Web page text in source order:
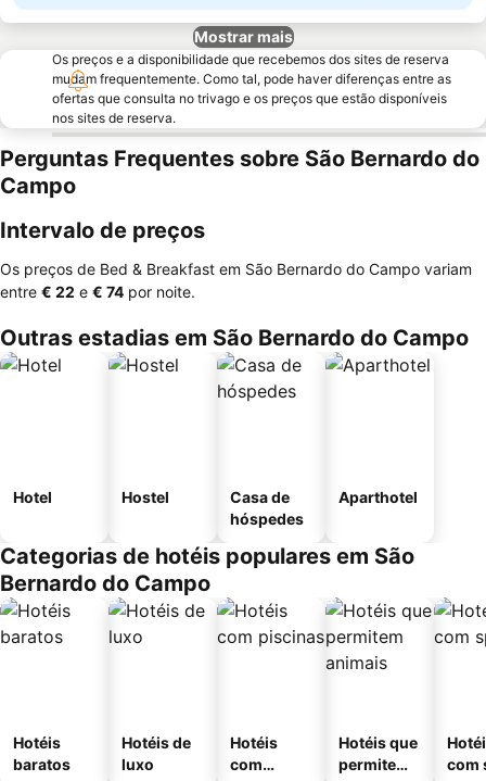
Mostrar mais
Os preços e a disponibilidade que recebemos dos sites de reserva
mudam frequentemente. Como tal, pode haver diferenças entre as
ofertas que consulta no trivago e os preços que estão disponíveis
nos sites de reserva.
Perguntas Frequentes sobre São Bernardo do
Campo
Intervalo de preços
Os preços de Bed & Breakfast em São Bernardo do Campo variam
entre ‎€ 22 e ‎€ 74 por noite.
Outras estadias em São Bernardo do Campo
Hotel Hostel
Casa de
hóspedes
Aparthotel
Categorias de hotéis populares em São
Bernardo do Campo
Hotéis
baratos
Hotéis de
luxo
Hotéis
com
Hotéis que
permitem
com